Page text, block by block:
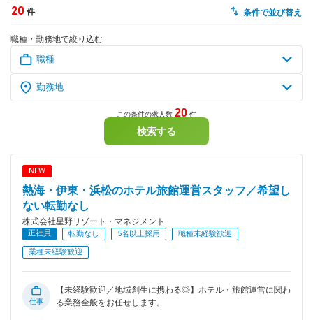
対応時間：10:00～22:00(日曜・年末年始を除く)
自動案内は24時間365日対応
転職の「モヤモヤ」、一人で悩まず
気軽に相談してみませんか？
dodaの使い方は？
ヘルプ
20 件 条件で並び替え
職種・勤務地で絞り込む
この条件の求人数 20 件
検索する
NEW
熱海・伊東・浜松のホテル旅館運営スタッフ／希望し
ない転勤なし
株式会社星野リゾート・マネジメント
正社員 転勤なし 5名以上採用
職種未経験歓迎
業種未経験歓迎
仕事
【未経験歓迎／地域創生に携わる◎】ホテル・旅館運営に関わ
る業務全般をお任せします。